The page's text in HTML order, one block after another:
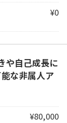
¥0
や自己成長に
な非属人ア
¥80,000